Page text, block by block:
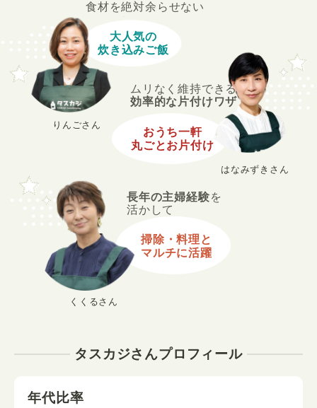
くくるさん
長年の主婦経験を
活かして
掃除・料理と
マルチに活躍
りんごさん
食材を絶対余らせない
大人気の
炊き込みご飯
はなみずきさん
ムリなく維持できる
効率的な片付けワザ
おうち一軒
丸ごとお片付け
タスカジさんプロフィール
年代比率